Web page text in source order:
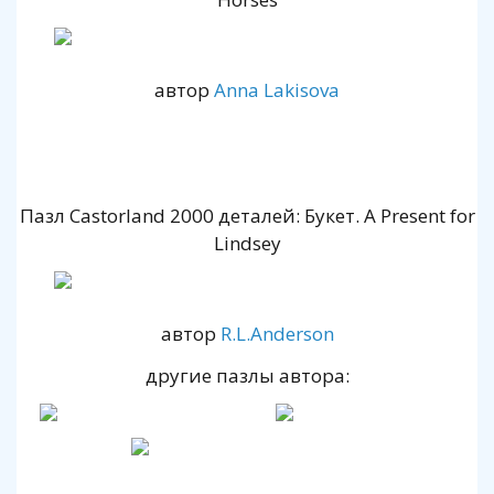
автор Anna Lakisova
Пазл Castorland 2000 деталей: Букет. A Present for
Lindsey
автор R.L.Anderson
другие пазлы автора: